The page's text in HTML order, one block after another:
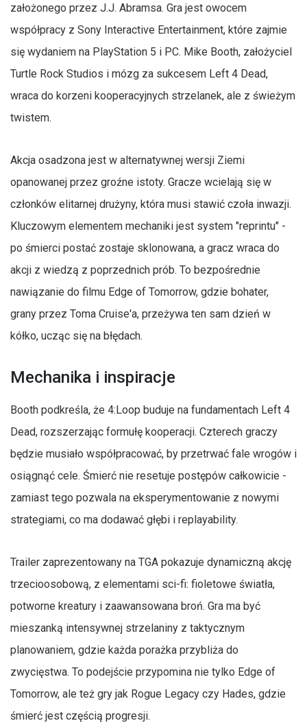
założonego przez J.J. Abramsa. Gra jest owocem
współpracy z Sony Interactive Entertainment, które zajmie
się wydaniem na PlayStation 5 i PC. Mike Booth, założyciel
Turtle Rock Studios i mózg za sukcesem Left 4 Dead,
wraca do korzeni kooperacyjnych strzelanek, ale z świeżym
twistem.
Akcja osadzona jest w alternatywnej wersji Ziemi
opanowanej przez groźne istoty. Gracze wcielają się w
członków elitarnej drużyny, która musi stawić czoła inwazji.
Kluczowym elementem mechaniki jest system "reprintu" -
po śmierci postać zostaje sklonowana, a gracz wraca do
akcji z wiedzą z poprzednich prób. To bezpośrednie
nawiązanie do filmu Edge of Tomorrow, gdzie bohater,
grany przez Toma Cruise'a, przeżywa ten sam dzień w
kółko, ucząc się na błędach.
Mechanika i inspiracje
Booth podkreśla, że 4:Loop buduje na fundamentach Left 4
Dead, rozszerzając formułę kooperacji. Czterech graczy
będzie musiało współpracować, by przetrwać fale wrogów i
osiągnąć cele. Śmierć nie resetuje postępów całkowicie -
zamiast tego pozwala na eksperymentowanie z nowymi
strategiami, co ma dodawać głębi i replayability.
Trailer zaprezentowany na TGA pokazuje dynamiczną akcję
trzecioosobową, z elementami sci-fi: fioletowe światła,
potworne kreatury i zaawansowana broń. Gra ma być
mieszanką intensywnej strzelaniny z taktycznym
planowaniem, gdzie każda porażka przybliża do
zwycięstwa. To podejście przypomina nie tylko Edge of
Tomorrow, ale też gry jak Rogue Legacy czy Hades, gdzie
śmierć jest częścią progresji.